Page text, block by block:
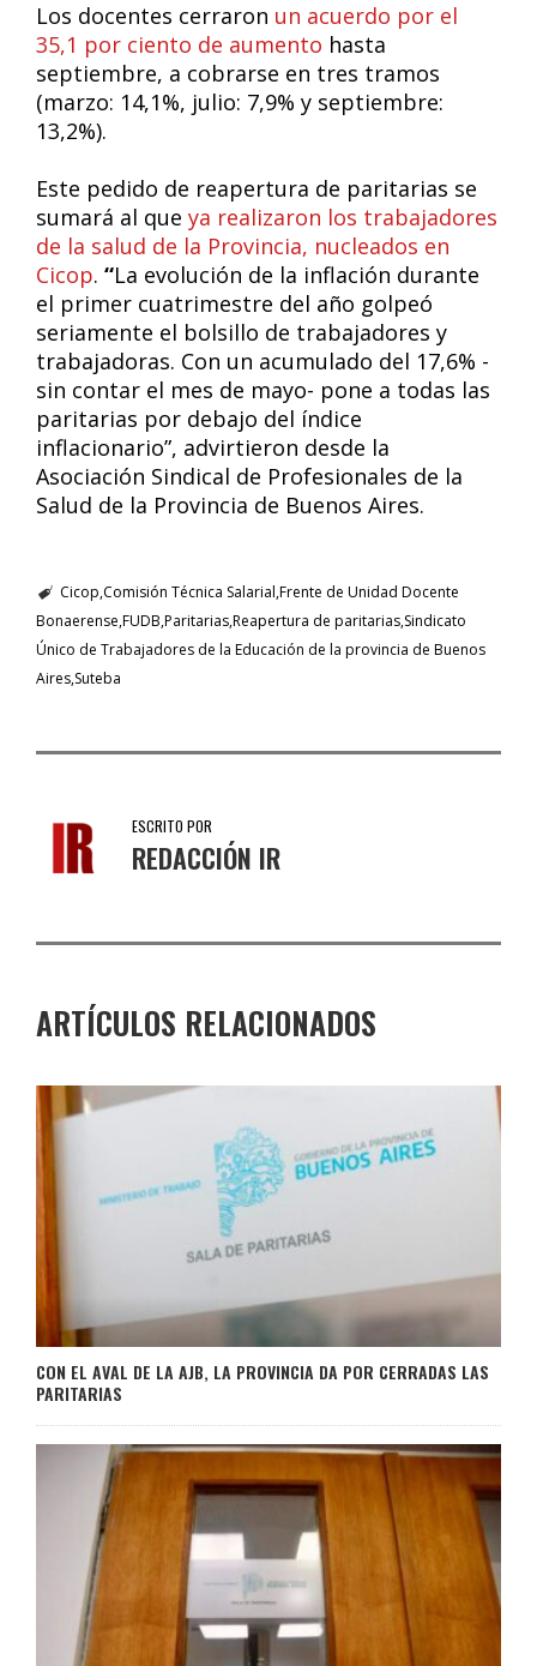
Los docentes cerraron un acuerdo por el
35,1 por ciento de aumento hasta
septiembre, a cobrarse en tres tramos
(marzo: 14,1%, julio: 7,9% y septiembre:
13,2%).
Este pedido de reapertura de paritarias se
sumará al que ya realizaron los trabajadores
de la salud de la Provincia, nucleados en
Cicop. “La evolución de la inflación durante
el primer cuatrimestre del año golpeó
seriamente el bolsillo de trabajadores y
trabajadoras. Con un acumulado del 17,6% -
sin contar el mes de mayo- pone a todas las
paritarias por debajo del índice
inflacionario”, advirtieron desde la
Asociación Sindical de Profesionales de la
Salud de la Provincia de Buenos Aires.
Cicop Comisión Técnica Salarial Frente de Unidad Docente
Bonaerense FUDB ParitariasReapertura de paritarias Sindicato
Único de Trabajadores de la Educación de la provincia de Buenos
Aires Suteba
ESCRITO POR
REDACCIÓN IR
ARTÍCULOS RELACIONADOS
CON EL AVAL DE LA AJB, LA PROVINCIA DA POR CERRADAS LAS
PARITARIAS